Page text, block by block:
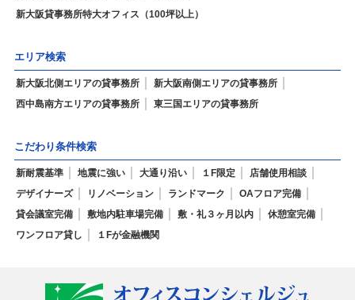
新大阪貸事務所特大オフィス（100坪以上）
エリア検索
新大阪北側エリアの貸事務所
新大阪南側エリアの貸事務所
西中島南方エリアの貸事務所
東三国エリアの貸事務所
こだわり条件検索
新耐震基準 地震に強い 大通り沿い １F限定
店舗使用相談
デザイナーズ
リノベーション ランドマーク
OAフロア完備
貸会議室完備
敷地内駐車場完備 敷・礼３ヶ月以内
休憩室完備
ワンフロア貸し
１Fが金融機関